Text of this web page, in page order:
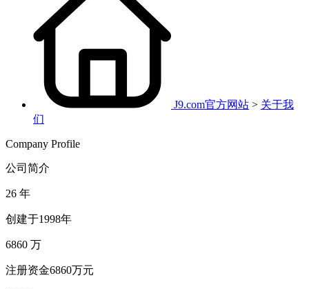
J9.com官方网站 > 关于我
们
Company Profile
公司简介
26 年
创建于1998年
6860 万
注册资金6860万元